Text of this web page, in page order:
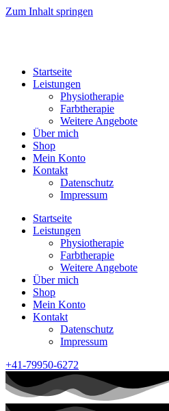
Zum Inhalt springen
Startseite
Leistungen
Physiotherapie
Farbtherapie
Weitere Angebote
Über mich
Shop
Mein Konto
Kontakt
Datenschutz
Impressum
Startseite
Leistungen
Physiotherapie
Farbtherapie
Weitere Angebote
Über mich
Shop
Mein Konto
Kontakt
Datenschutz
Impressum
+41-79950-6272